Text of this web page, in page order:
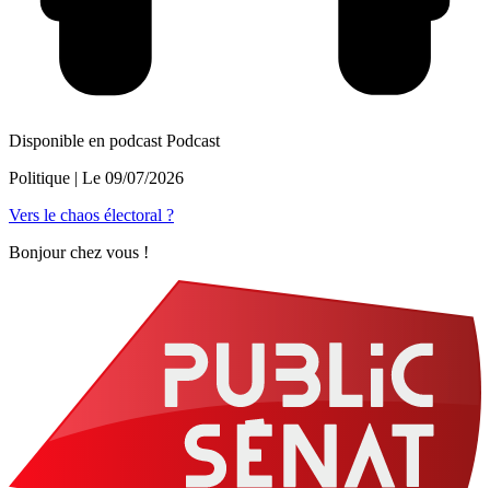
Disponible en podcast Podcast
Politique | Le 09/07/2026
Vers le chaos électoral ?
Bonjour chez vous !